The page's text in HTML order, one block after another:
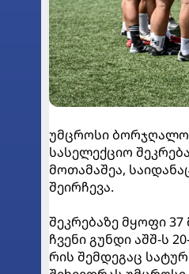
უმცროსი
სასელექციო
მოთამაშეა,
შეირჩევა.
შეკრებაზე მყოფი 37
ჩვენი გუნდი აშშ-ს
რის შემდეგაც